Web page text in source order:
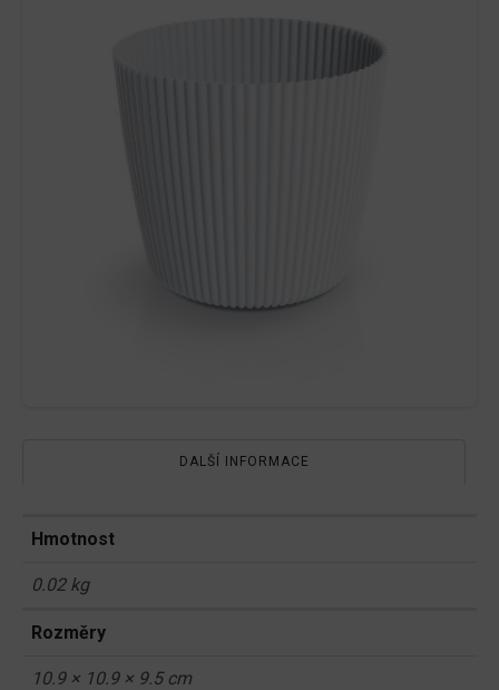
DALŠÍ INFORMACE
Hmotnost
0.02 kg
Rozměry
10.9 × 10.9 × 9.5 cm